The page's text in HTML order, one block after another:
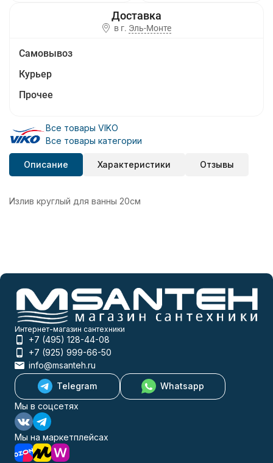
в г. Эль-Монте
Самовывоз
Курьер
Прочее
Все товары VIKO
Все товары категории
Описание Характеристики Отзывы
Излив круглый для ванны 20см
Интернет-магазин сантехники
+7 (495) 128-44-08
+7 (925) 999-66-50
info@msanteh.ru
Telegram
Whatsapp
Мы в соцсетях
Мы на маркетплейсах